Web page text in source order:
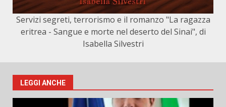
Servizi segreti, terrorismo e il romanzo "La ragazza
eritrea - Sangue e morte nel deserto del Sinai", di
Isabella Silvestri
LEGGI ANCHE